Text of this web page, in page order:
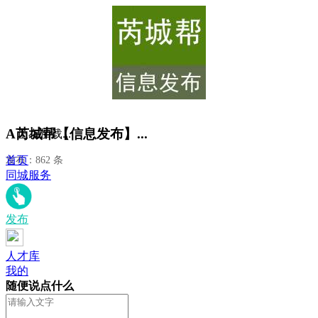
A芮城帮【信息发布】...
发布：862 条
正在加载...
首页
同城服务
发布
人才库
我的
随便说点什么